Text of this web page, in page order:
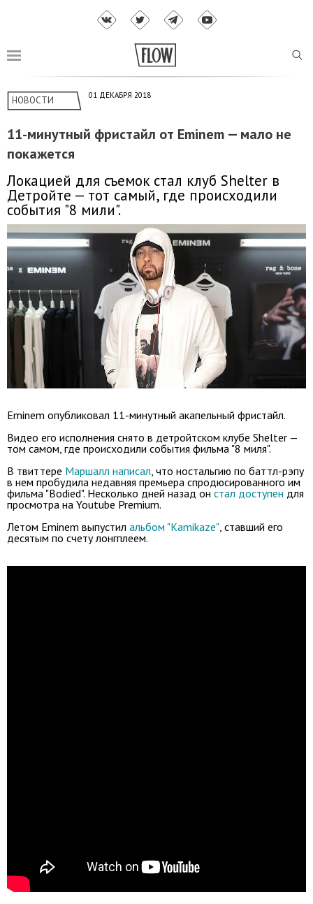
НОВОСТИ 01 ДЕКАБРЯ 2018
11-минутный фристайл от Eminem — мало не
покажется
Локацией для съемок стал клуб Shelter в
Детройте — тот самый, где происходили
события "8 мили".
Eminem опубликовал 11-минутный акапельный фристайл.
Видео его исполнения снято в детройтском клубе Shelter —
том самом, где происходили события фильма "8 миля".
В твиттере Маршалл написал , что ностальгию по баттл-рэпу
в нем пробудила недавняя премьера спродюсированного им
фильма "Bodied". Несколько дней назад он стал доступен для
просмотра на Youtube Premium.
Летом Eminem выпустил альбом "Kamikaze" , ставший его
десятым по счету лонгплеем.